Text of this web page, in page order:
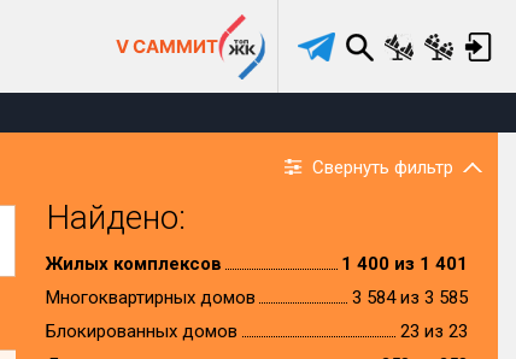
V САММИТ
Свернуть фильтр
Найдено:
Жилых комплексов
1 400 из 1 401
Многоквартирных домов
3 584 из 3 585
Блокированных домов
23 из 23